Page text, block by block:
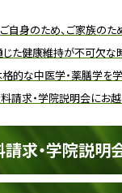
ご自身のため、ご家族のた
た健康維持が不可欠な
的な中医学・薬膳学を
請求・学院説明会にお越
請求・学院説明